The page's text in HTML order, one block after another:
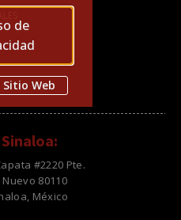
de
Web
#2220 Pte.
80110
México